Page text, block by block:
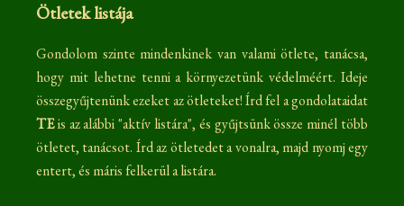
Ötletek listája
Gondolom szinte mindenkinek van valami ötlete, tanácsa,
hogy mit lehetne tenni a környezetünk védelméért. Ideje
összegyűjtenünk ezeket az ötleteket! Írd fel a gondolataidat
TEis az alábbi "aktív listára", és gyűjtsünk össze minél több
ötletet, tanácsot. Írd az ötletedet a vonalra, majd nyomj egy
entert, és máris felkerül a listára.